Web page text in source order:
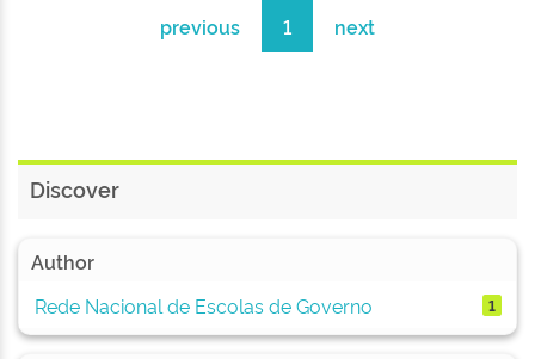
previous 1 next
Discover
Author
Rede Nacional de Escolas de Governo
1